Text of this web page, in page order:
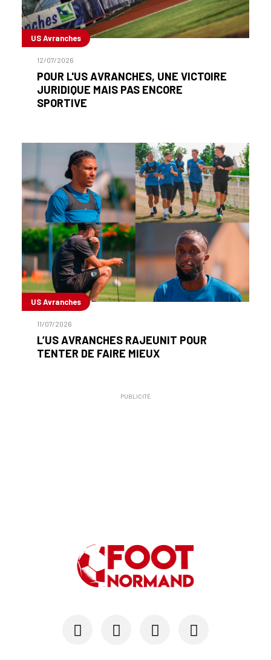
US Avranches
12/07/2026
POUR L'US AVRANCHES, UNE VICTOIRE
JURIDIQUE MAIS PAS ENCORE
SPORTIVE
US Avranches
11/07/2026
L’US AVRANCHES RAJEUNIT POUR
TENTER DE FAIRE MIEUX
PUBLICITÉ